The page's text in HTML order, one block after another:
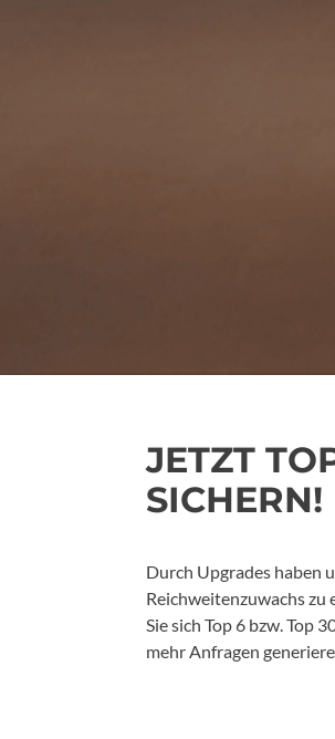
JETZT
SICHERN!
Durch Upgrades haben
Reichweitenzuwachs
Sie sich Top 6 bzw. Top
mehr Anfragen